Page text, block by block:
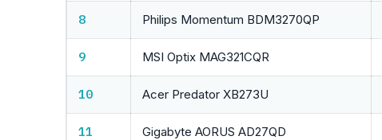
8 Philips Momentum BDM3270QP
9 MSI Optix MAG321CQR
10 Acer Predator XB273U
11 Gigabyte AORUS AD27QD